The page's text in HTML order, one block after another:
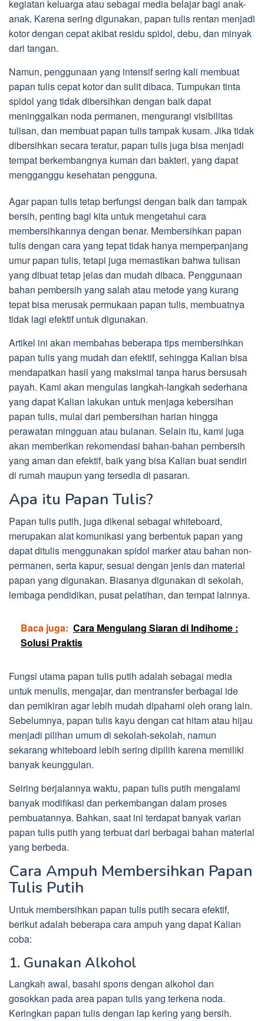
kegiatan keluarga atau sebagai media belajar bagi anak-
anak. Karena sering digunakan, papan tulis rentan menjadi
kotor dengan cepat akibat residu spidol, debu, dan minyak
dari tangan.
Namun, penggunaan yang intensif sering kali membuat
papan tulis cepat kotor dan sulit dibaca. Tumpukan tinta
spidol yang tidak dibersihkan dengan baik dapat
meninggalkan noda permanen, mengurangi visibilitas
tulisan, dan membuat papan tulis tampak kusam. Jika tidak
dibersihkan secara teratur, papan tulis juga bisa menjadi
tempat berkembangnya kuman dan bakteri, yang dapat
mengganggu kesehatan pengguna.
Agar papan tulis tetap berfungsi dengan baik dan tampak
bersih, penting bagi kita untuk mengetahui cara
membersihkannya dengan benar. Membersihkan papan
tulis dengan cara yang tepat tidak hanya memperpanjang
umur papan tulis, tetapi juga memastikan bahwa tulisan
yang dibuat tetap jelas dan mudah dibaca. Penggunaan
bahan pembersih yang salah atau metode yang kurang
tepat bisa merusak permukaan papan tulis, membuatnya
tidak lagi efektif untuk digunakan.
Artikel ini akan membahas beberapa tips membersihkan
papan tulis yang mudah dan efektif, sehingga Kalian bisa
mendapatkan hasil yang maksimal tanpa harus bersusah
payah. Kami akan mengulas langkah-langkah sederhana
yang dapat Kalian lakukan untuk menjaga kebersihan
papan tulis, mulai dari pembersihan harian hingga
perawatan mingguan atau bulanan. Selain itu, kami juga
akan memberikan rekomendasi bahan-bahan pembersih
yang aman dan efektif, baik yang bisa Kalian buat sendiri
di rumah maupun yang tersedia di pasaran.
Apa itu Papan Tulis?
Papan tulis putih, juga dikenal sebagai whiteboard,
merupakan alat komunikasi yang berbentuk papan yang
dapat ditulis menggunakan spidol marker atau bahan non-
permanen, serta kapur, sesuai dengan jenis dan material
papan yang digunakan. Biasanya digunakan di sekolah,
lembaga pendidikan, pusat pelatihan, dan tempat lainnya.
Baca juga: Cara Mengulang Siaran di Indihome :
Solusi Praktis
Fungsi utama papan tulis putih adalah sebagai media
untuk menulis, mengajar, dan mentransfer berbagai ide
dan pemikiran agar lebih mudah dipahami oleh orang lain.
Sebelumnya, papan tulis kayu dengan cat hitam atau hijau
menjadi pilihan umum di sekolah-sekolah, namun
sekarang whiteboard lebih sering dipilih karena memiliki
banyak keunggulan.
Seiring berjalannya waktu, papan tulis putih mengalami
banyak modifikasi dan perkembangan dalam proses
pembuatannya. Bahkan, saat ini terdapat banyak varian
papan tulis putih yang terbuat dari berbagai bahan material
yang berbeda.
Cara Ampuh Membersihkan Papan
Tulis Putih
Untuk membersihkan papan tulis putih secara efektif,
berikut adalah beberapa cara ampuh yang dapat Kalian
coba:
1. Gunakan Alkohol
Langkah awal, basahi spons dengan alkohol dan
gosokkan pada area papan tulis yang terkena noda.
Keringkan papan tulis dengan lap kering yang bersih.